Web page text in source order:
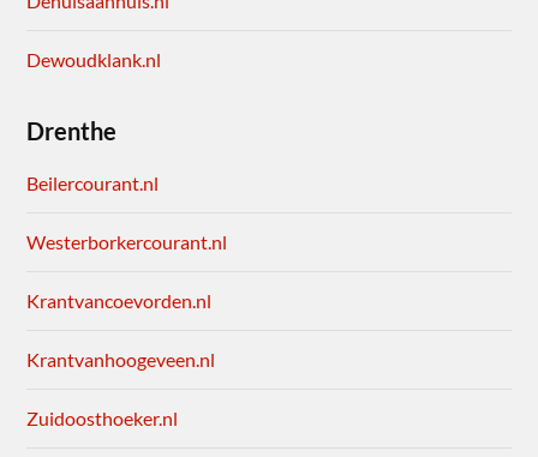
Dewoudklank.nl
Drenthe
Beilercourant.nl
Westerborkercourant.nl
Krantvancoevorden.nl
Krantvanhoogeveen.nl
Zuidoosthoeker.nl